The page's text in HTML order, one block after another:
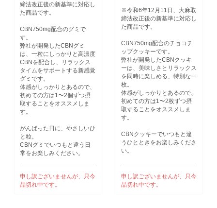
締法改正後の新基準に対応し
た商品です。
CBN750mg配合のグミで
す。
弊社が開発したCBNグミ
は、一粒にしっかりと高濃度
CBNを配合し、リラックス
タイムをサポートする新感覚
グミです。
体感がしっかりとあるので、
初めての方は1〜2個ずつ摂
取することをオススメしま
す。
がんばった日に、やさしいひ
と粒。
CBNグミでいつもと違う日
常をお楽しみください。
申し訳ございませんが、只今
品切れ中です。
※令和6年12月11日、大麻取
締法改正後の新基準に対応し
た商品です。
CBN750mg配合のチョコチ
ップクッキーです。
弊社が開発したCBNクッキ
ーは、美味しさとリラックス
を同時に楽しめる、特別な一
枚。
体感がしっかりとあるので、
初めての方は1〜2枚ずつ摂
取することをオススメしま
す。
CBNクッキーでいつもと違
うひとときをお楽しみくださ
い。
申し訳ございませんが、只今
品切れ中です。